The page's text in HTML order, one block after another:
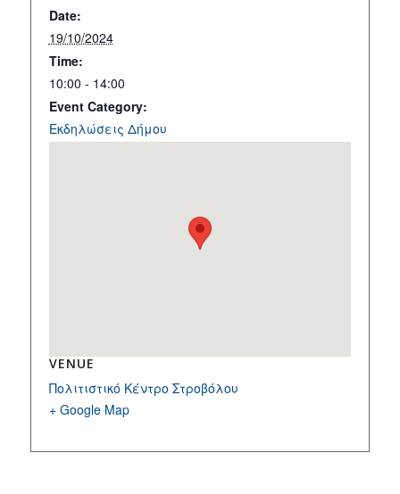
Date:
19/10/2024
Time:
10:00 - 14:00
Event Category:
Εκδηλώσεις Δήμου
VENUE
Πολιτιστικό Κέντρο Στροβόλου
+ Google Map